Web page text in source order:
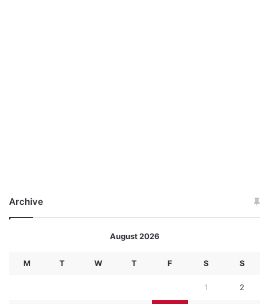
Archive
August 2026
M T W T F S S
1 2